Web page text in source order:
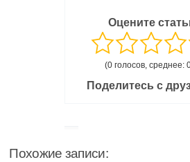
Оцените
(0 голосов, среднее:
Поделитесь с
Похожие записи: